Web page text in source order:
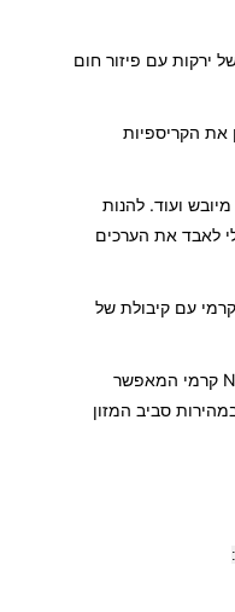
ירקות עם פיזור חום
את הקריספיות
ועוד. להנות
לאבד את הערכים
קרמי עם קיבולת של
קרמי המאפשר
סביב המזון